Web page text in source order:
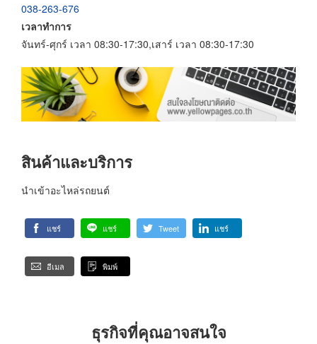
038-263-676
เวลาทำการ
จันทร์-ศุกร์ เวลา 08:30-17:30,เสาร์ เวลา 08:30-17:30
สินค้าและบริการ
นำเข้าอะไหล่รถยนต์
แชร์ แชร์ Tweet แชร์
อีเมล พิมพ์
ธุรกิจที่คุณอาจสนใจ